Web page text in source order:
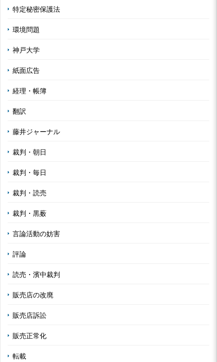
特定秘密保護法
環境問題
神戸大学
紙面広告
経理・帳簿
翻訳
藤井ジャーナル
裁判・朝日
裁判・毎日
裁判・読売
裁判・黒薮
言論活動の妨害
評論
読売・濱中裁判
販売店の改廃
販売店訴訟
販売正常化
転載